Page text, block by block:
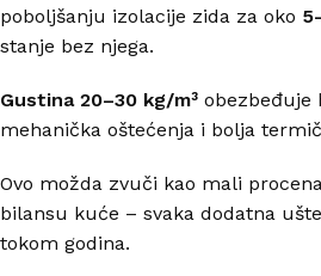
poboljšanju izolacije zida za oko
stanje bez njega.
Gustina 20–30 kg/m³ obezbeđuje
mehanička oštećenja i bolja
Ovo možda zvuči kao mali
bilansu kuće – svaka dodatna
tokom godina.